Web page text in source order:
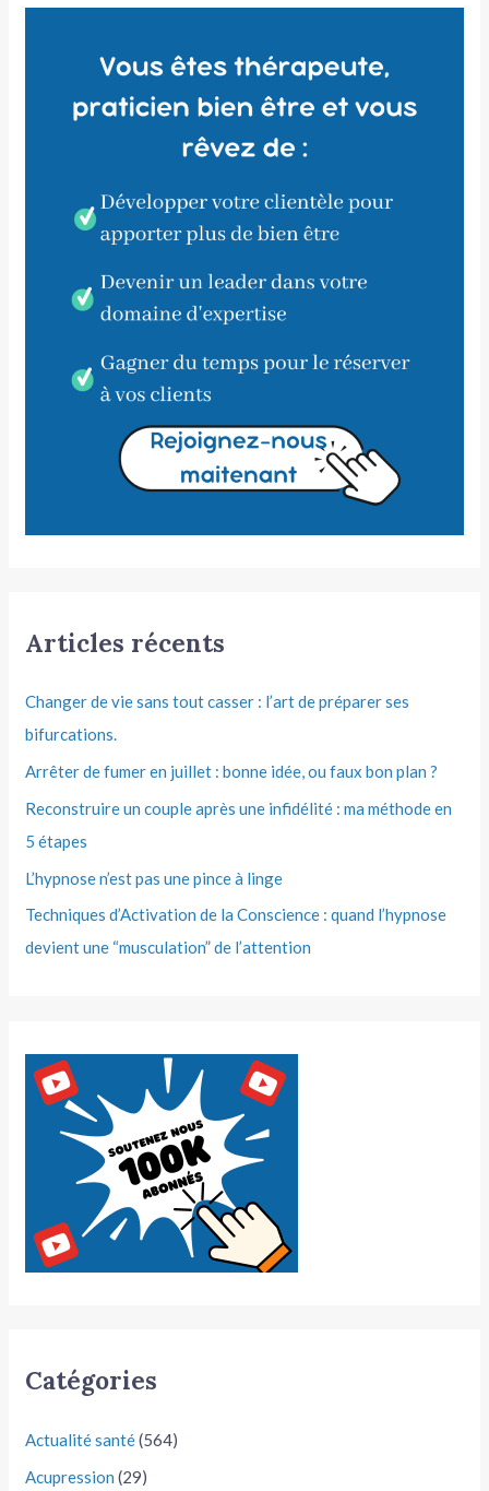
Articles récents
Changer de vie sans tout casser : l’art de préparer ses
bifurcations.
Arrêter de fumer en juillet : bonne idée, ou faux bon plan ?
Reconstruire un couple après une infidélité : ma méthode en
5 étapes
L’hypnose n’est pas une pince à linge
Techniques d’Activation de la Conscience : quand l’hypnose
devient une “musculation” de l’attention
Catégories
Actualité santé(564)
Acupression (29)